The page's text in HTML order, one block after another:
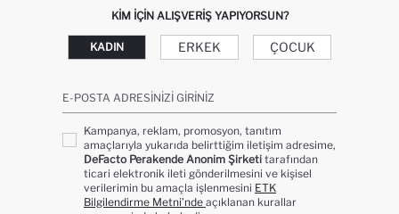
KIM IÇIN ALIŞVERIŞ YAPIYORSUN?
KADIN ERKEK ÇOCUK
E-POSTA ADRESINIZI GIRINIZ
Kampanya, reklam, promosyon, tanıtım
amaçlarıyla yukarıda belirttiğim iletişim adresime,
DeFacto Perakende Anonim Şirketi tarafından
ticari elektronik ileti gönderilmesini ve kişisel
verilerimin bu amaçla işlenmesini ETK
Bilgilendirme Metni’nde açıklanan kurallar